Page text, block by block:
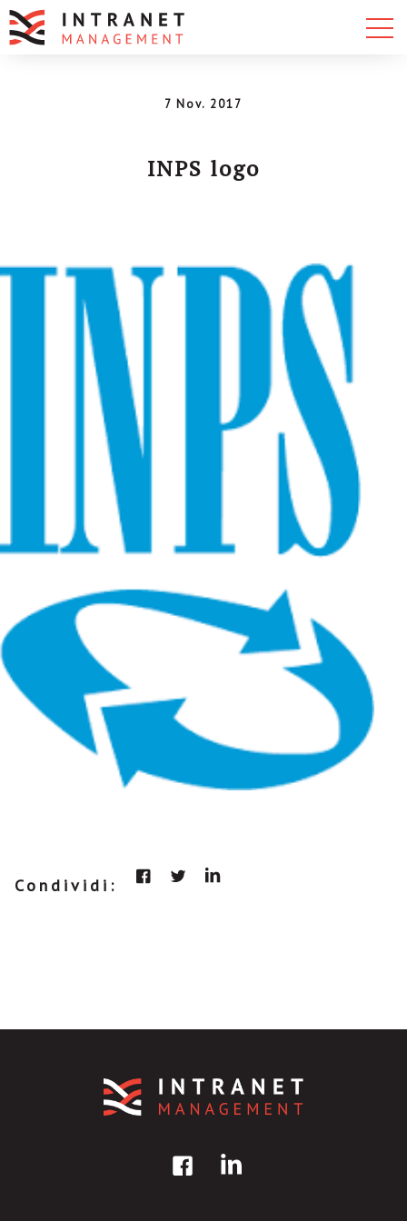
7 Nov. 2017
INPS logo
Condividi: